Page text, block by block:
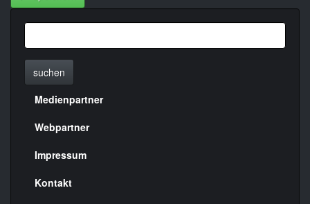
suchen
Menülinks
rechte
Seite
Medienpartner
Webpartner
Impressum
Kontakt